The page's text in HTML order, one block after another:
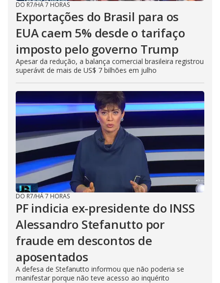
DO R7/HÁ 7 HORAS
Exportações do Brasil para os
EUA caem 5% desde o tarifaço
imposto pelo governo Trump
Apesar da redução, a balança comercial brasileira registrou
superávit de mais de US$ 7 bilhões em julho
DO R7/HÁ 7 HORAS
PF indicia ex-presidente do INSS
Alessandro Stefanutto por
fraude em descontos de
aposentados
A defesa de Stefanutto informou que não poderia se
manifestar porque não teve acesso ao inquérito